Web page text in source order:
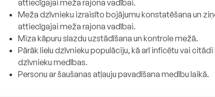
attiecīgajai meža rajona vadībai.
Meža dzīvnieku izraisīto bojājumu konstatēšana un
attiecīgajai meža rajona vadībai.
Miza kāpuru slazdu uzstādīšana un kontrole mežā.
Pārāk lielu dzīvnieku populāciju, kā arī inficētu vai
dzīvnieku medības.
Personu ar šaušanas atļauju pavadīšana medību laikā.